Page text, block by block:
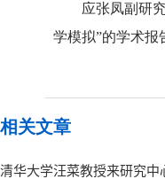
应张凤副研究
学模拟”的学术报
相关文章